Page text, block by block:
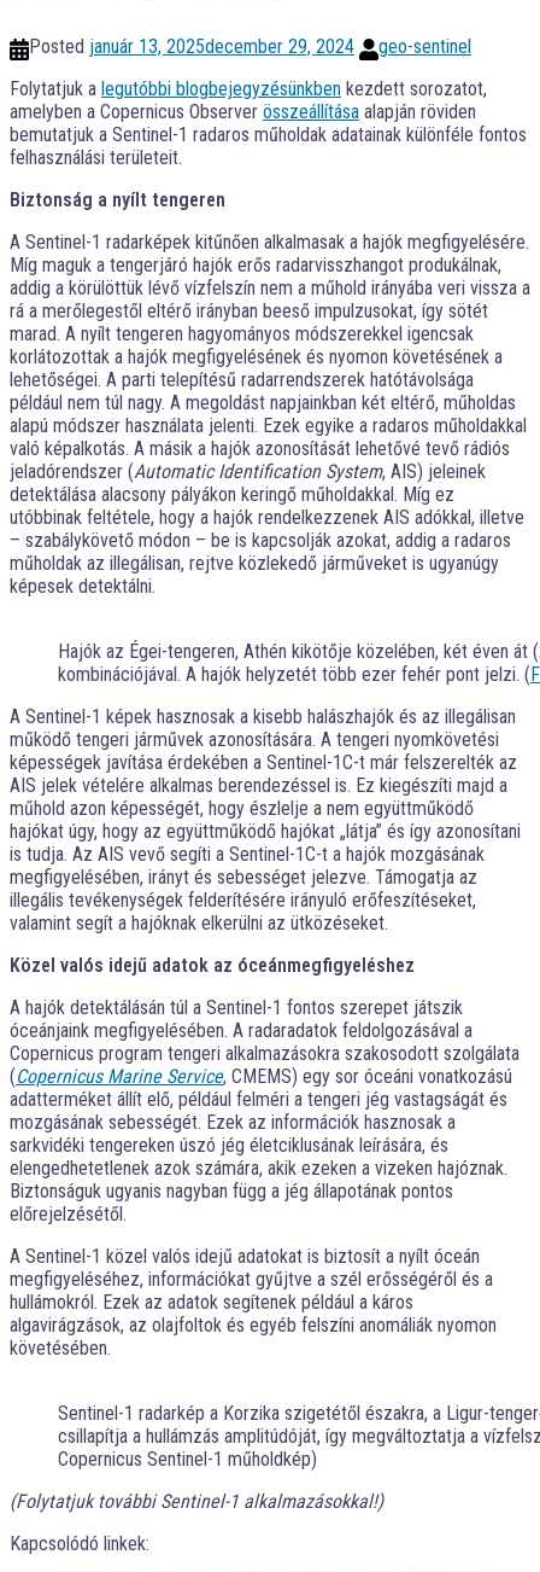
Posted január 13, 2025december 29, 2024
geo-sentinel
Folytatjuk a legutóbbi blogbejegyzésünkben kezdett sorozatot,
amelyben a Copernicus Observer összeállítása alapján röviden
bemutatjuk a Sentinel-1 radaros műholdak adatainak különféle fontos
felhasználási területeit.
Biztonság a nyílt tengeren
A Sentinel-1 radarképek kitűnően alkalmasak a hajók megfigyelésére.
Míg maguk a tengerjáró hajók erős radarvisszhangot produkálnak,
addig a körülöttük lévő vízfelszín nem a műhold irányába veri vissza a
rá a merőlegestől eltérő irányban beeső impulzusokat, így sötét
marad. A nyílt tengeren hagyományos módszerekkel igencsak
korlátozottak a hajók megfigyelésének és nyomon követésének a
lehetőségei. A parti telepítésű radarrendszerek hatótávolsága
például nem túl nagy. A megoldást napjainkban két eltérő, műholdas
alapú módszer használata jelenti. Ezek egyike a radaros műholdakkal
való képalkotás. A másik a hajók azonosítását lehetővé tevő rádiós
jeladórendszer (Automatic Identification System, AIS) jeleinek
detektálása alacsony pályákon keringő műholdakkal. Míg ez
utóbbinak feltétele, hogy a hajók rendelkezzenek AIS adókkal, illetve
– szabálykövető módon – be is kapcsolják azokat, addig a radaros
műholdak az illegálisan, rejtve közlekedő járműveket is ugyanúgy
képesek detektálni.
Hajók az Égei-tengeren, Athén kikötője közelében, két éven
kombinációjával. A hajók helyzetét több ezer fehér pont jelzi. (
A Sentinel-1 képek hasznosak a kisebb halászhajók és az illegálisan
működő tengeri járművek azonosítására. A tengeri nyomkövetési
képességek javítása érdekében a Sentinel-1C-t már felszerelték az
AIS jelek vételére alkalmas berendezéssel is. Ez kiegészíti majd a
műhold azon képességét, hogy észlelje a nem együttműködő
hajókat úgy, hogy az együttműködő hajókat „látja” és így azonosítani
is tudja. Az AIS vevő segíti a Sentinel-1C-t a hajók mozgásának
megfigyelésében, irányt és sebességet jelezve. Támogatja az
illegális tevékenységek felderítésére irányuló erőfeszítéseket,
valamint segít a hajóknak elkerülni az ütközéseket.
Közel valós idejű adatok az óceánmegfigyeléshez
A hajók detektálásán túl a Sentinel-1 fontos szerepet játszik
óceánjaink megfigyelésében. A radaradatok feldolgozásával a
Copernicus program tengeri alkalmazásokra szakosodott szolgálata
(Copernicus Marine Service, CMEMS) egy sor óceáni vonatkozású
adatterméket állít elő, például felméri a tengeri jég vastagságát és
mozgásának sebességét. Ezek az információk hasznosak a
sarkvidéki tengereken úszó jég életciklusának leírására, és
elengedhetetlenek azok számára, akik ezeken a vizeken hajóznak.
Biztonságuk ugyanis nagyban függ a jég állapotának pontos
előrejelzésétől.
A Sentinel-1 közel valós idejű adatokat is biztosít a nyílt óceán
megfigyeléséhez, információkat gyűjtve a szél erősségéről és a
hullámokról. Ezek az adatok segítenek például a káros
algavirágzások, az olajfoltok és egyéb felszíni anomáliák nyomon
követésében.
Sentinel-1 radarkép a Korzika szigetétől északra, a Ligur-
csillapítja a hullámzás amplitúdóját, így megváltoztatja a
Copernicus Sentinel-1 műholdkép)
(Folytatjuk további Sentinel-1 alkalmazásokkal!)
Kapcsolódó linkek: